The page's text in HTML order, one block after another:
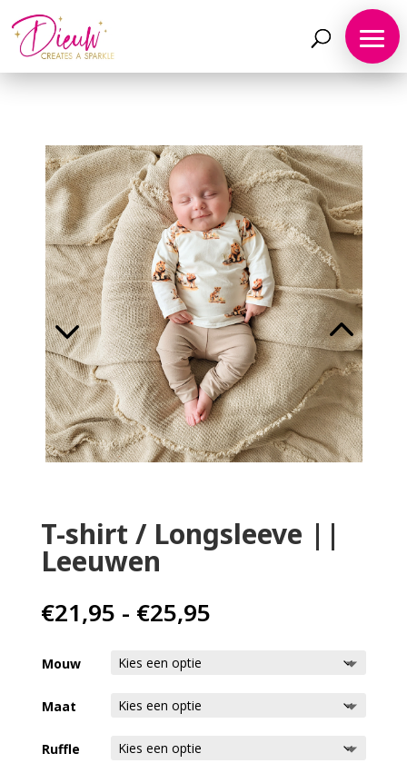
Babykleding
Kinderkleding
T-shirt / Longsleeve ||
Leeuwen
€21,95 - €25,95Prijsklasse:
Mouw
Maat
Ruffle